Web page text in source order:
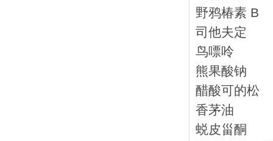
野鸦椿素 B
司他夫定
鸟嘌呤
熊果酸钠
醋酸可的松
香茅油
蜕皮甾酮